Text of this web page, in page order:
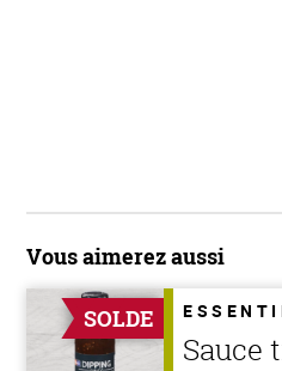
Vous aimerez aussi
SOLDE
Sauce